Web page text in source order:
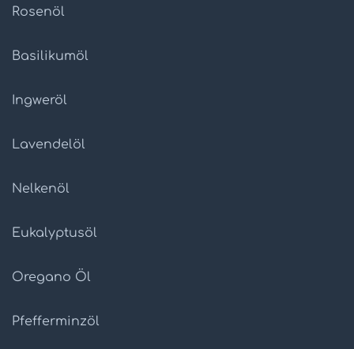
Rosenöl
Basilikumöl
Ingweröl
Lavendelöl
Nelkenöl
Eukalyptusöl
Oregano Öl
Pfefferminzöl